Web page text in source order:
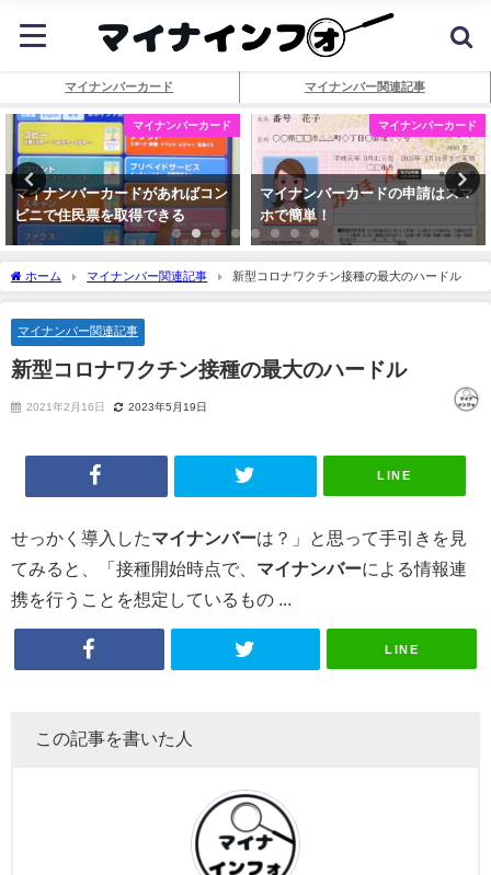
マイナンバーカード マイナンバー関連記事
マイナンバーカード
マイナンバーカードがあればコン
ビニで住民票を取得できる
マイナンバーカード
マイナンバーカードの申請はスマ
ホで簡単！
ホーム マイナンバー関連記事 新型コロナワクチン接種の最大のハードル
マイナンバー関連記事
新型コロナワクチン接種の最大のハードル
2021年2月16日 2023年5月19日
LINE
せっかく導入したマイナンバーは？」と思って手引きを見
てみると、「接種開始時点で、 マイナンバーによる情報連
携を行うことを想定しているもの ...
LINE
この記事を書いた人